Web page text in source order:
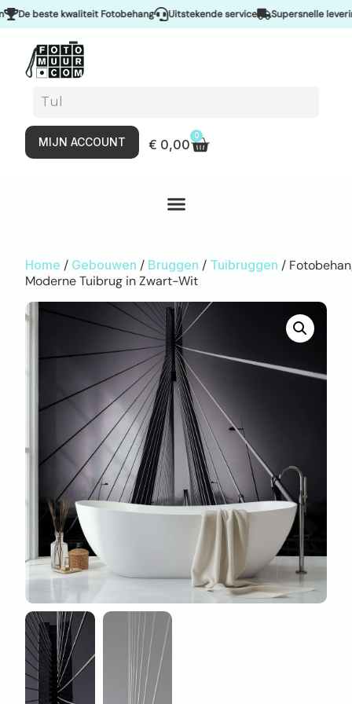
beste kwaliteit Fotobehang Uitstekende service Supersnelle levering
MIJN ACCOUNT € 0,00
0
Home / Gebouwen / Bruggen / Tuibruggen /
Moderne Tuibrug in Zwart-Wit